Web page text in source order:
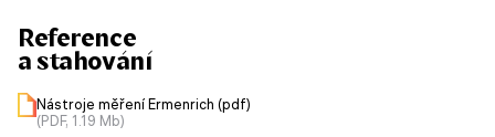
Reference
a stahování
Nástroje měření Ermenrich (pdf)
(PDF, 1.19 Mb)